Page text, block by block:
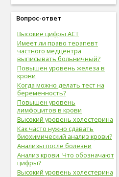
Вопрос-ответ
Высокие цифры АСТ
Имеет ли право терапевт
частного медцентра
выписывать больничный?
Повышен уровень железа в
крови
Когда можно делать тест на
беременность?
Повышен уровень
лимфоцитов в крови
Высокий уровень холестерина
Как часто нужно сдавать
биохимический анализ крови?
Анализы после болезни
Анализ крови. Что обозначают
цифры?
Высокий уровень холестерина